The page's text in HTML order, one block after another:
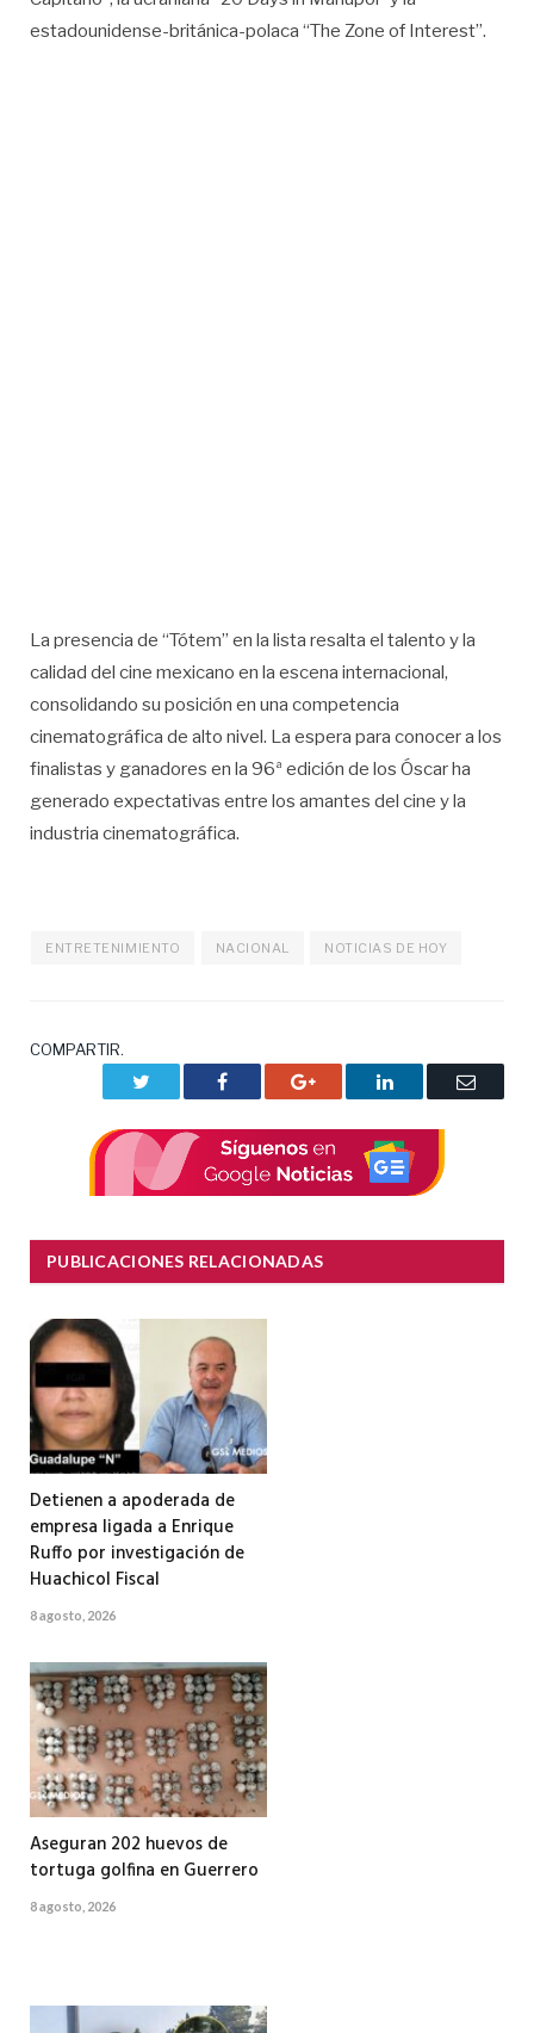
estadounidense-británica-polaca “The Zone of Interest”.
La presencia de “Tótem” en la lista resalta el talento y la
calidad del cine mexicano en la escena internacional,
consolidando su posición en una competencia
cinematográfica de alto nivel. La espera para conocer a los
finalistas y ganadores en la 96ª edición de los Óscar ha
generado expectativas entre los amantes del cine y la
industria cinematográfica.
ENTRETENIMIENTO NACIONAL NOTICIAS DE HOY
COMPARTIR.
Facebook Google+ LinkedIn
Correo
PUBLICACIONES RELACIONADAS
Detienen a apoderada de
empresa ligada a Enrique
Ruffo por investigación de
Huachicol Fiscal
8 agosto, 2026
Aseguran 202 huevos de
tortuga golfina en Guerrero
8 agosto, 2026